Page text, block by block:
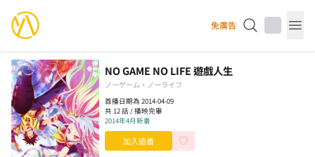
YourAnimes 你的動畫 免廣告
NO GAME NO LIFE 遊戲人生
ノーゲーム・ノーライフ
首播日期為 2014-04-09
共 12 話 / 播映完畢
2014年4月新番
加入追番